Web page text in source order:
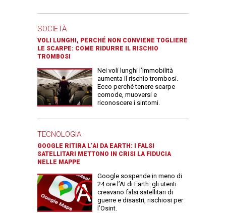
SOCIETÀ
VOLI LUNGHI, PERCHÉ NON CONVIENE TOGLIERE
LE SCARPE: COME RIDURRE IL RISCHIO
TROMBOSI
Nei voli lunghi l’immobilità
aumenta il rischio trombosi.
Ecco perché tenere scarpe
comode, muoversi e
riconoscere i sintomi.
TECNOLOGIA
GOOGLE RITIRA L’AI DA EARTH: I FALSI
SATELLITARI METTONO IN CRISI LA FIDUCIA
NELLE MAPPE
Google sospende in meno di
24 ore l’AI di Earth: gli utenti
creavano falsi satellitari di
guerre e disastri, rischiosi per
l’Osint.